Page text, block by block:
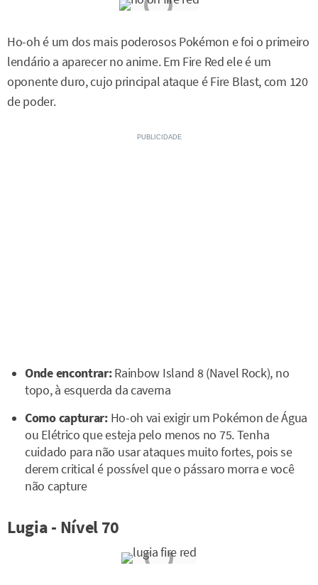
Ho-oh é um dos mais poderosos Pokémon e foi o primeiro
lendário a aparecer no anime. Em Fire Red ele é um
oponente duro, cujo principal ataque é Fire Blast, com 120
de poder.
Onde encontrar:Rainbow Island 8 (Navel Rock), no
topo, à esquerda da caverna
Como capturar: Ho-oh vai exigir um Pokémon de Água
ou Elétrico que esteja pelo menos no 75. Tenha
cuidado para não usar ataques muito fortes, pois se
derem critical é possível que o pássaro morra e você
não capture
Lugia - Nível 70